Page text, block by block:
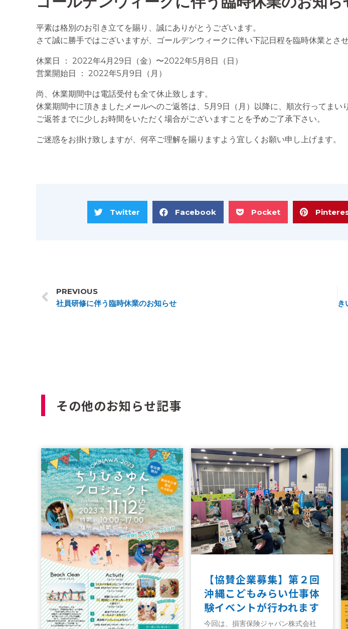
平素は格別のお引き立てを賜り、誠にありがとうございます。
さて誠に勝手ではございますが、ゴールデンウィークに伴い下記日程を臨時休業とさ
休業日 ： 2022年4月29日（金）〜2022年5月8日（日）
営業開始日 ： 2022年5月9日（月）
尚、休業期間中は電話受付も全て休止致します。
休業期間中に頂きましたメールへのご返答は、5月9日（月）以降に、順次行ってまい
ご返答までに少しお時間をいただく場合がございますことを予めご了承下さい。
ご迷惑をお掛け致しますが、何卒ご理解を賜りますよう宜しくお願い申し上げます。
Twitter Facebook Pocket
PREVIOUS
社員研修に伴う臨時休業のお知らせ
その他のお知らせ記事
【協賛企業募集】第２回
沖縄こどもみらい仕事体
験イベントが行われます
今回は、損害保険ジャパン株式会社